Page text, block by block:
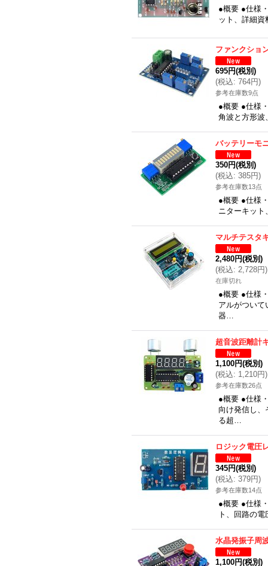
●概要 ●仕様
ット、詳細
ファンクショ
695円(税別)
(税込: 764円)
参考在庫数9点
●概要 ●仕様
角波と方形波
バッテリーモ
350円(税別)
(税込: 385円)
参考在庫数13点
●概要 ●仕様
ニターキッ
マルチテスタ
2,480円(税別)
(税込: 2,728円)
在庫切れ
●概要 ●仕様
アルがついて
器…
超音波距離計
1,100円(税別)
(税込: 1,210円)
参考在庫数26点
●概要 ●仕様
向け発信し、
る超…
ロジック電圧
345円(税別)
(税込: 379円)
参考在庫数14点
●概要 ●仕様
ト、回路の
水晶発振子周
1,100円(税別)